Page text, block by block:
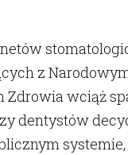
z
Zdrowia wciąż
dentystów
systemie,